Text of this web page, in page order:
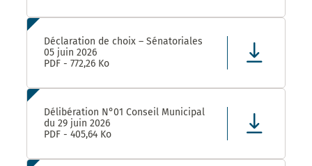
Déclaration de choix – Sénatoriales
05 juin 2026
PDF - 772,26 Ko
Délibération N°01 Conseil Municipal
du 29 juin 2026
PDF - 405,64 Ko